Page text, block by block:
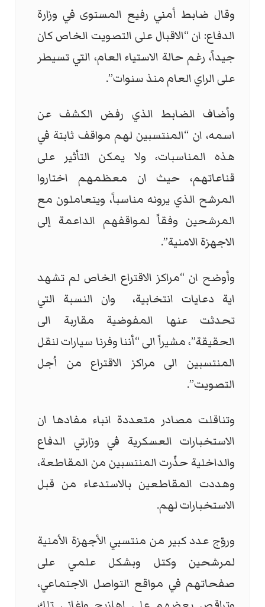
وقال ضابط أمني رفيع المستوى في وزارة
الدفاع: ان “الاقبال على التصويت الخاص كان
جيداً، رغم حالة الاستياء العام، التي تسيطر
على الراي العام منذ سنوات”.
وأضاف الضابط الذي رفض الكشف عن
اسمه، ان “المنتسبين لهم مواقف ثابتة في
هذه المناسبات، ولا يمكن التأثير على
قناعاتهم، حيث ان معظمهم اختاروا
المرشح الذي يرونه مناسباً، ويتعاملون مع
المرشحين وفقاً لمواقفهم الداعمة إلى
الاجهزة الامنية”.
وأوضح ان “مراكز الاقتراع الخاص لم تشهد
اية دعايات انتخابية،
وان النسبة التي
تحدثت عنها المفوضية مقاربة الى
الحقيقة”، مشيراً الى “أننا وفرنا سيارات لنقل
المنتسبين الى مراكز الاقتراع من أجل
التصويت”.
وتناقلت مصادر متعددة انباء مفادها ان
الاستخبارات العسكرية في وزارتي الدفاع
والداخلية حذّرت المنتسبين من المقاطعة،
وهددت المقاطعين بالاستدعاء من قبل
الاستخبارات لهم.
وروّج عدد كبير من منتسبي الأجهزة الأمنية
لمرشحين وكتل وبشكل ‏علمي على
‏صفحاتهم في مواقع التواصل الاجتماعي،